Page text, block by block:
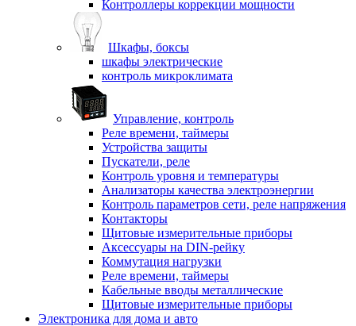
Контроллеры коррекции мощности
Шкафы, боксы
шкафы электрические
контроль микроклимата
Управление, контроль
Реле времени, таймеры
Устройства защиты
Пускатели, реле
Контроль уровня и температуры
Анализаторы качества электроэнергии
Контроль параметров сети, реле напряжения
Контакторы
Щитовые измерительные приборы
Аксессуары на DIN-рейку
Коммутация нагрузки
Реле времени, таймеры
Кабельные вводы металлические
Щитовые измерительные приборы
Электроника для дома и авто